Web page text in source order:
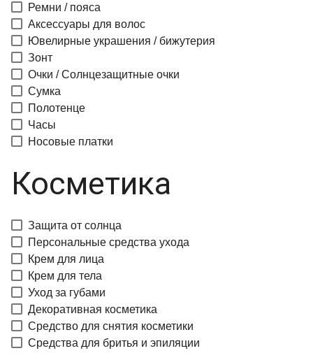
Ремни / пояса
Аксессуары для волос
Ювелирные украшения / бижутерия
Зонт
Очки / Солнцезащитные очки
Сумка
Полотенце
Часы
Носовые платки
Косметика
Защита от солнца
Персональные средства ухода
Крем для лица
Крем для тела
Уход за губами
Декоративная косметика
Средство для снятия косметики
Средства для бритья и эпиляции